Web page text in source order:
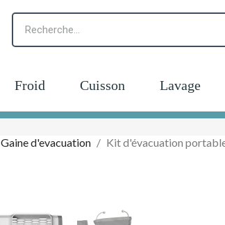
Froid Cuisson Lavage
Gaine d'evacuation Kit d'évacuation